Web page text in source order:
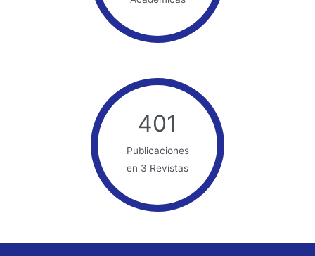
401
Publicaciones
en 3 Revistas